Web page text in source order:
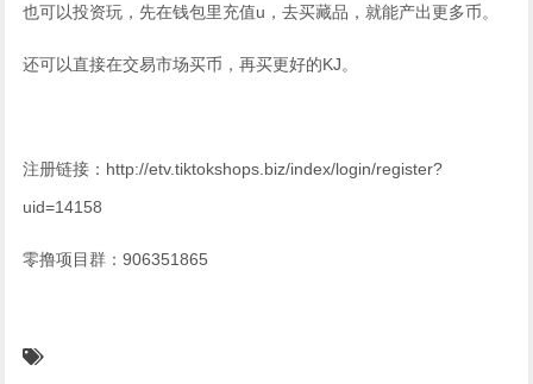
也可以投资玩，先在钱包里充值u，去买藏品，就能产出更多币。
还可以直接在交易市场买币，再买更好的KJ。
注册链接：http://etv.tiktokshops.biz/index/login/register?
uid=14158
零撸项目群：906351865